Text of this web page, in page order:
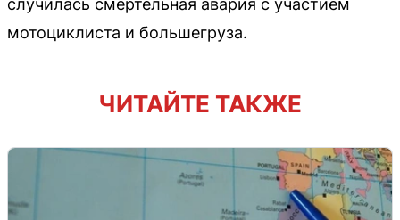
мотоциклиста и большегруза.
ЧИТАЙТЕ ТАКЖЕ